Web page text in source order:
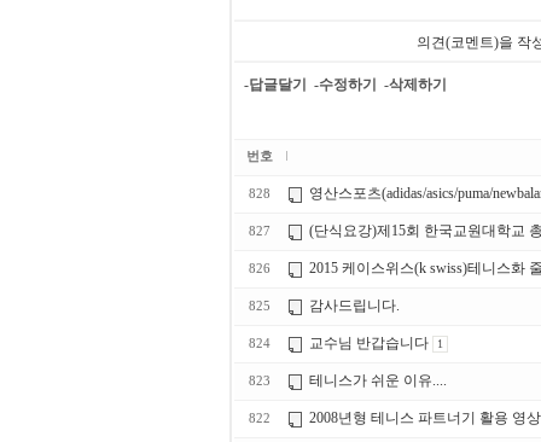
의견(코멘트)을 작
-답글달기 -수정하기 -삭제하기
번호
828 영산스포츠(adidas/asics/puma/
827 (단식요강)제15회 한국교원대학교
826 2015 케이스위스(k swiss)테니스화
825 감사드립니다.
824 교수님 반갑습니다 1
823 테니스가 쉬운 이유....
822 2008년형 테니스 파트너기 활용 영